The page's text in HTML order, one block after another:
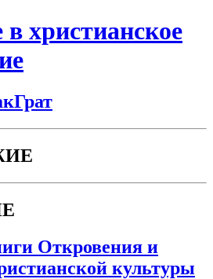
в христианское
Откровения и
культуры